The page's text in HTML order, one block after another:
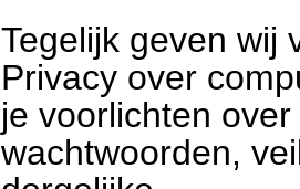
Tegelijk geven wij
Privacy over
je voorlichten
wachtwoorden,